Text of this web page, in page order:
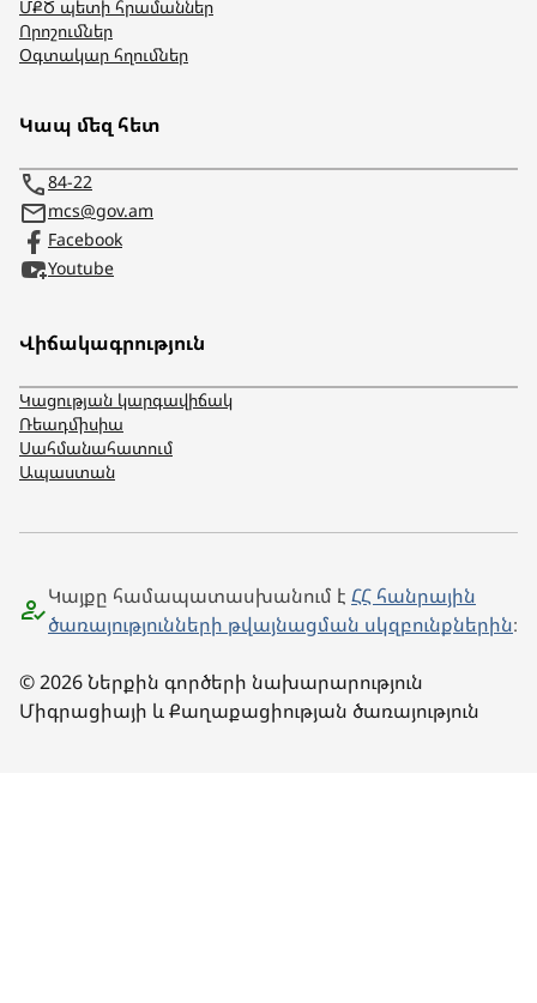
ՄՔԾ պետի հրամաններ
Որոշումներ
Օգտակար հղումներ
Կապ մեզ հետ
84-22
mcs@gov.am
Facebook
Youtube
Վիճակագրություն
Կացության կարգավիճակ
Ռեադմիսիա
Սահմանահատում
Ապաստան
Կայքը համապատասխանում է ՀՀ հանրային
ծառայությունների թվայնացման սկզբունքներին։
© 2026 Ներքին գործերի նախարարություն
Միգրացիայի և Քաղաքացիության ծառայություն